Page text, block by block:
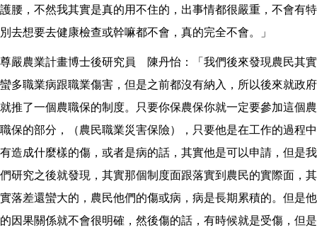
護腰，不然我其實是真的用不住的，出事情都很嚴重，不會有特
別去想要去健康檢查或幹嘛都不會，真的完全不會。」
尊嚴農業計畫博士後研究員 陳丹怡：「我們後來發現農民其實
蠻多職業病跟職業傷害，但是之前都沒有納入，所以後來就政府
就推了一個農職保的制度。只要你保農保你就一定要參加這個農
職保的部分，（農民職業災害保險），只要他是在工作的過程中
有造成什麼樣的傷，或者是病的話，其實他是可以申請，但是我
們研究之後就發現，其實那個制度面跟落實到農民的實際面，其
實落差還蠻大的，農民他們的傷或病，病是長期累積的。但是他
的因果關係就不會很明確，然後傷的話，有時候就是受傷，但是